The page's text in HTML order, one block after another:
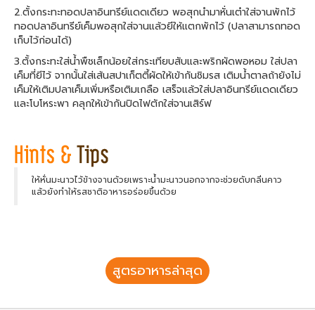
2.ตั้งกระทะทอดปลาอินทรีย์แดดเดียว พอสุกนำมาหั่นเต๋าใส่จานพักไว้
ทอดปลาอินทรีย์เค็มพอสุกใส่จานแล้วยีให้แตกพักไว้ (ปลาสามารถทอด
เก็บไว้ก่อนได้)
3.ตั้งกระทะใส่น้ำพืชเล็กน้อยใส่กระเทียบสับและพริกผัดพอหอม ใส่ปลา
เค็มที่ยีไว้ จากนั้นใส่เส้นสปาเก็ตตี้ผัดให้เข้ากันชิมรส เติมน้ำตาลถ้ายังไม่
เค็มให้เติมปลาเค็มเพิ่มหรือเติมเกลือ เสร็จแล้วใส่ปลาอินทรีย์แดดเดียว
และโบโหระพา คลุกให้เข้ากันปิดไฟตักใส่จานเสิร์ฟ
ให้หั่นมะนาวไว้ข้างจานด้วยเพราะน้ำมะนาวนอกจากจะช่วยดับกลิ่นคาว
แล้วยังทำให้รสชาติอาหารอร่อยขึ้นด้วย
สูตรอาหารล่าสุด